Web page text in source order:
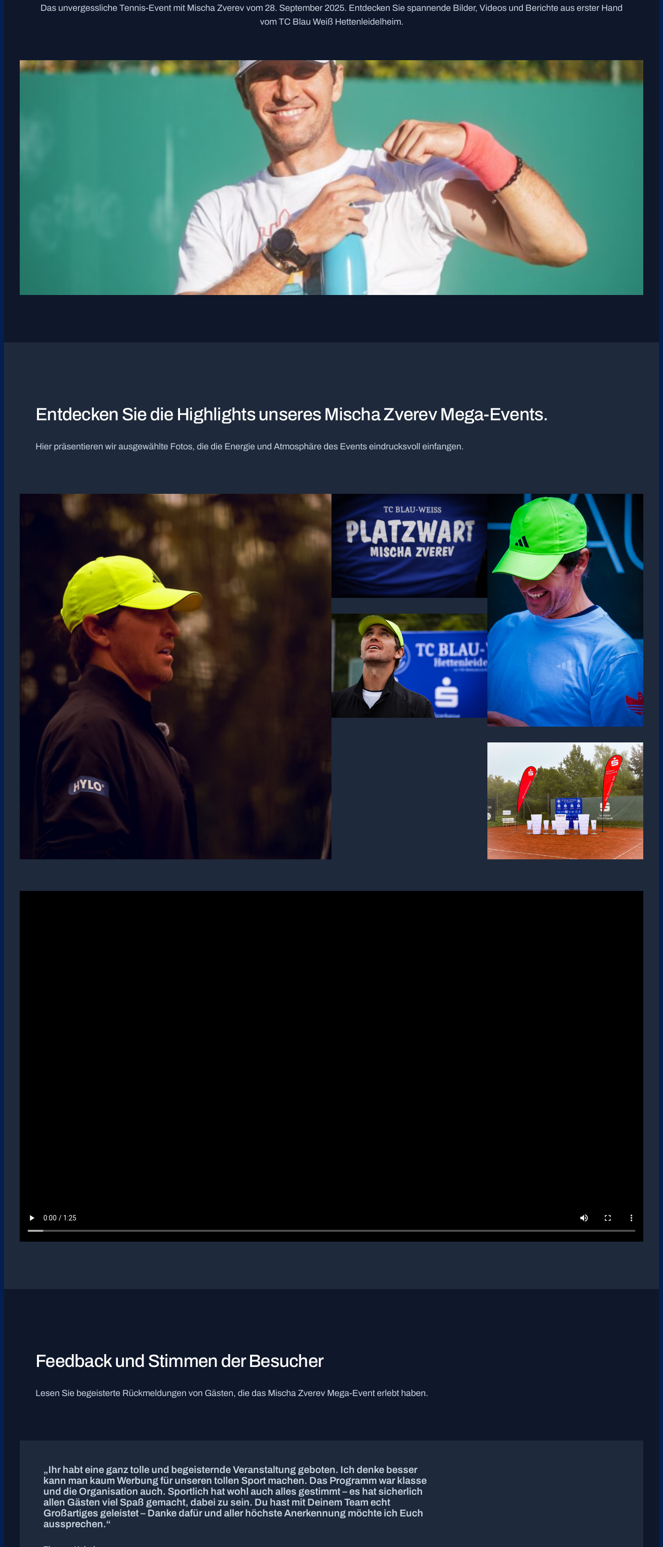
Das unvergessliche Tennis-Event mit Mischa Zverev vom 28. September 2025. Entdecken Sie spannende Bilder, Videos und Berichte aus erster Hand
vom TC Blau Weiß Hettenleidelheim.
Entdecken Sie die Highlights unseres Mischa Zverev Mega-Events.
Hier präsentieren wir ausgewählte Fotos, die die Energie und Atmosphäre des Events eindrucksvoll einfangen.
Feedback und Stimmen der Besucher
Lesen Sie begeisterte Rückmeldungen von Gästen, die das Mischa Zverev Mega-Event erlebt haben.
„Ihr habt eine ganz tolle und begeisternde Veranstaltung geboten. Ich denke besser
kann man kaum Werbung für unseren tollen Sport machen. Das Programm war klasse
und die Organisation auch. Sportlich hat wohl auch alles gestimmt – es hat sicherlich
allen Gästen viel Spaß gemacht, dabei zu sein. Du hast mit Deinem Team echt
Großartiges geleistet – Danke dafür und aller höchste Anerkennung möchte ich Euch
aussprechen.“